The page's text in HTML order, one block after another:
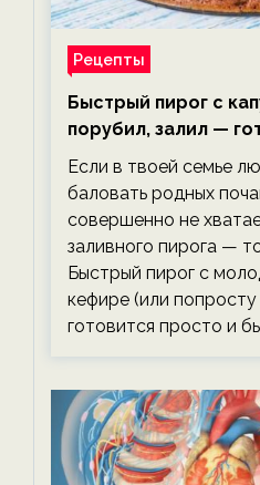
Рецепты
Быстрый пирог с
порубил, залил —
тревожась о
Если в твоей семье
баловать родных
совершенно не
заливного пирога —
Быстрый пирог с
кефире (или
готовится просто и